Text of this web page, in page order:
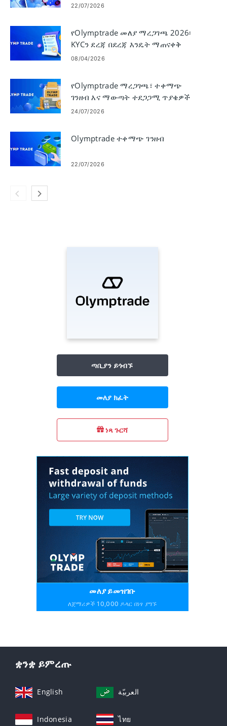
22/07/2026
የOlymptrade መለያ ማረጋገጫ 2026፡
KYCን ደረጃ በደረጃ እንዴት ማጠናቀቅ
እንደሚቻል
08/04/2026
የOlymptrade ማረጋገጫ፣ ተቀማጭ
ገንዘብ እና ማውጣት ተደጋጋሚ ጥያቄዎች
24/07/2026
Olymptrade ተቀማጭ ገንዘብ
22/07/2026
ጣቢያን ይጎብኙ
መለያ ክፈት
ነጻ ጉርሻ
መለያ ይመዝገቡ
ለጀማሪዎች 10,000 ዶላር በነፃ ያግኙ
ቋንቋ ይምረጡ
English العربيّة
Indonesia ไทย